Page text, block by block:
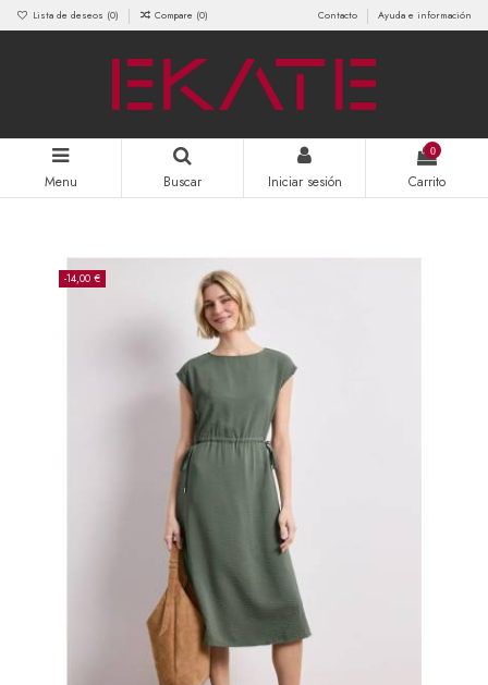
Lista de deseos (0) Compare (0) Contacto Ayuda e información
Menu Buscar Iniciar sesión
0
Carrito
-14,00 €